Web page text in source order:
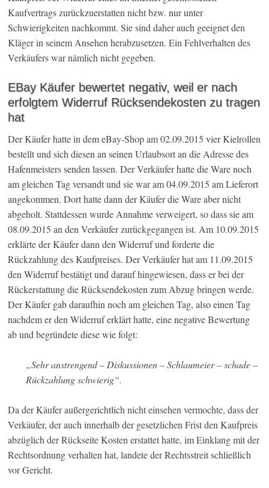
Kaufvertrags zurückzuerstatten nicht bzw. nur unter
Schwierigkeiten nachkommt. Sie sind daher auch geeignet den
Kläger in seinem Ansehen herabzusetzen. Ein Fehlverhalten des
Verkäufers war nämlich nicht gegeben.
EBay Käufer bewertet negativ, weil er nach
erfolgtem Widerruf Rücksendekosten zu tragen
hat
Der Käufer hatte in dem eBay-Shop am 02.09.2015 vier Kielrollen
bestellt und sich diesen an seinen Urlaubsort an die Adresse des
Hafenmeisters senden lassen. Der Verkäufer hatte die Ware noch
am gleichen Tag versandt und sie war am 04.09.2015 am Lieferort
angekommen. Dort hatte dann der Käufer die Ware aber nicht
abgeholt. Stattdessen wurde Annahme verweigert, so dass sie am
08.09.2015 an den Verkäufer zurückgegangen ist. Am 10.09.2015
erklärte der Käufer dann den Widerruf und forderte die
Rückzahlung des Kaufpreises. Der Verkäufer hat am 11.09.2015
den Widerruf bestätigt und darauf hingewiesen, dass er bei der
Rückerstattung die Rücksendekosten zum Abzug bringen werde.
Der Käufer gab daraufhin noch am gleichen Tag, also einen Tag
nachdem er den Widerruf erklärt hatte, eine negative Bewertung
ab und begründete diese wie folgt:
„Sehr anstrengend – Diskussionen – Schlaumeier – schade –
Rückzahlung schwierig“.
Da der Käufer außergerichtlich nicht einsehen vermochte, dass der
Verkäufer, der auch innerhalb der gesetzlichen Frist den Kaufpreis
abzüglich der Rückseite Kosten erstattet hatte, im Einklang mit der
Rechtsordnung verhalten hat, landete der Rechtsstreit schließlich
vor Gericht.